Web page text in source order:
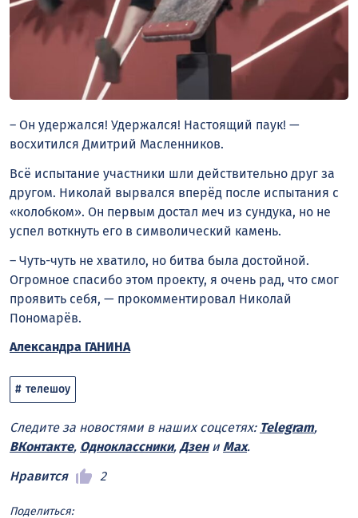
– Он удержался! Удержался! Настоящий паук! —
восхитился Дмитрий Масленников.
Всё испытание участники шли действительно друг за
другом. Николай вырвался вперёд после испытания с
«колобком». Он первым достал меч из сундука, но не
успел воткнуть его в символический камень.
– Чуть-чуть не хватило, но битва была достойной.
Огромное спасибо этом проекту, я очень рад, что смог
проявить себя, — прокомментировал Николай
Пономарёв.
Александра ГАНИНА
телешоу
Следите за новостями в наших соцсетях: Telegram,
ВКонтакте, Одноклассники, Дзени Max.
Нравится
2
Поделиться: